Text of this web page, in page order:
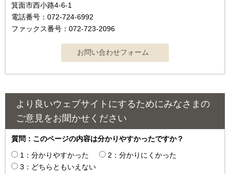
箕面市西小路4-6-1
電話番号：072-724-6992
ファックス番号：072-723-2096
より良いウェブサイトにするためにみなさまの
ご意見をお聞かせください
質問：このページの内容は分かりやすかったですか？
1：分かりやすかった
2：分かりにくかった
3：どちらともいえない